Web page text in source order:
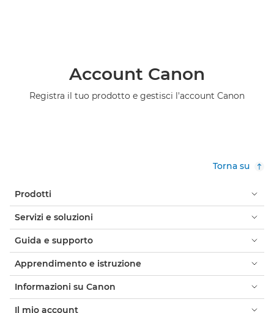
Account Canon
Registra il tuo prodotto e gestisci l'account Canon
Torna su
Prodotti
Servizi e soluzioni
Guida e supporto
Apprendimento e istruzione
Informazioni su Canon
Il mio account